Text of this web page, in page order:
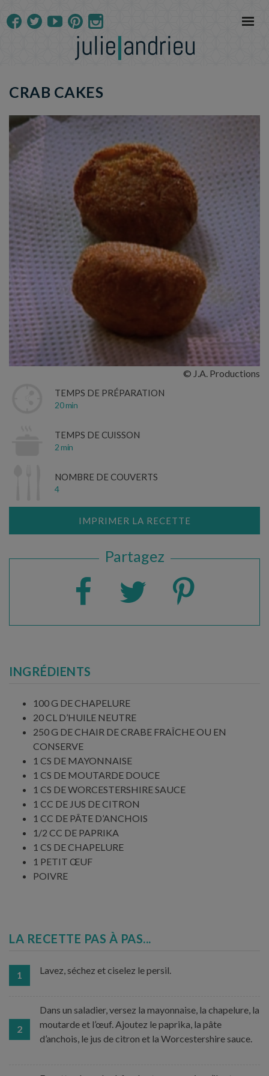
CRAB CAKES
© J.A. Productions
TEMPS DE PRÉPARATION
20 min
TEMPS DE CUISSON
2 min
NOMBRE DE COUVERTS
4
IMPRIMER LA RECETTE
Partagez
INGRÉDIENTS
100 G DE CHAPELURE
20 CL D’HUILE NEUTRE
250 G DE CHAIR DE CRABE FRAÎCHE OU EN
CONSERVE
1 CS DE MAYONNAISE
1 CS DE MOUTARDE DOUCE
1 CS DE WORCESTERSHIRE SAUCE
1 CC DE JUS DE CITRON
1 CC DE PÂTE D’ANCHOIS
1/2 CC DE PAPRIKA
1 CS DE CHAPELURE
1 PETIT ŒUF
POIVRE
LA RECETTE PAS À PAS...
1 Lavez, séchez et ciselez le persil.
2
Dans un saladier, versez la mayonnaise, la chapelure, la
moutarde et l’œuf. Ajoutez le paprika, la pâte
d’anchois, le jus de citron et la Worcestershire sauce.